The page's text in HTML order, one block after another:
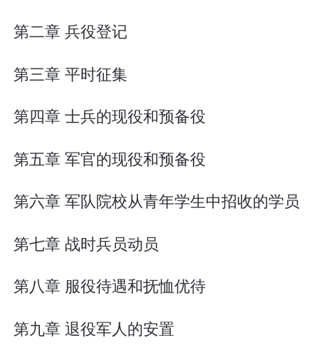
第二章 兵役登记
第三章 平时征集
第四章 士兵的现役和预备役
第五章 军官的现役和预备役
第六章 军队院校从青年学生中招收的学员
第七章 战时兵员动员
第八章 服役待遇和抚恤优待
第九章 退役军人的安置